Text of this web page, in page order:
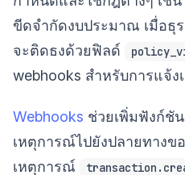
ขีดจำกัดงบประมาณ เมื่อธุ
จะติดธงด้วยฟิลด์
webhooks สำหรับการแจ้ง
Webhooks ช่วยเพิ่มฟังก์ชั
เหตุการณ์ไปยังปลายทางข
เหตุการณ์